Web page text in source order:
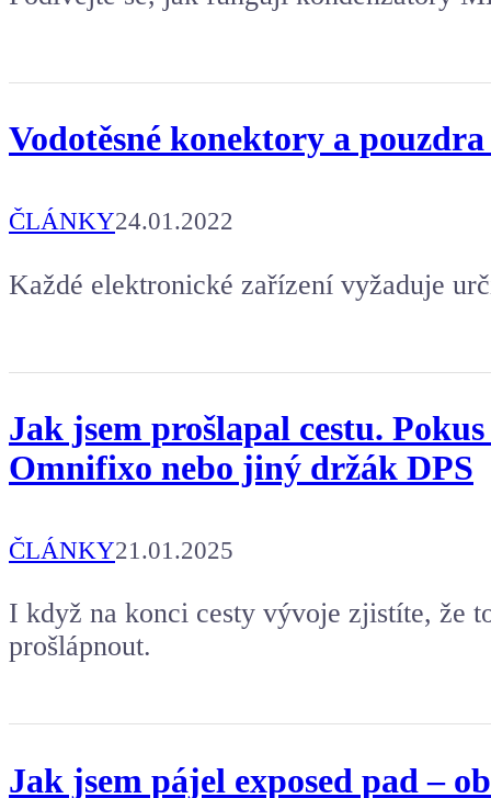
Vodotěsné konektory a
ČLÁNKY24.01.2022
Každé elektronické zařízení vyžaduje
Jak jsem prošlapal cestu.
Omnifixo nebo jiný držák DPS
ČLÁNKY21.01.2025
I když na konci cesty vývoje zjistíte, že
prošlápnout.
Jak jsem pájel exposed pad –